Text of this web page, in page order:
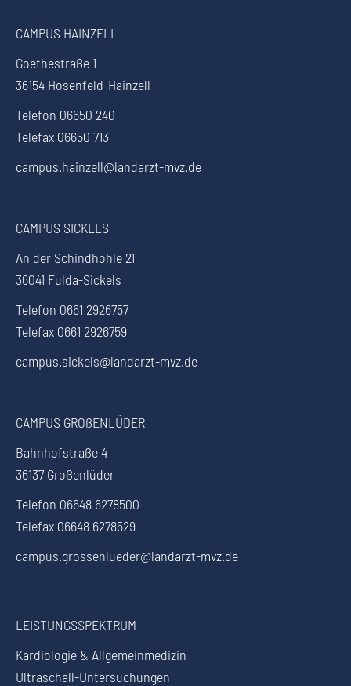
CAMPUS HAINZELL
Goethestraße 1
36154 Hosenfeld-Hainzell
Telefon 06650 240
Telefax 06650 713
campus.hainzell@landarzt-mvz.de
CAMPUS SICKELS
An der Schindhohle 21
36041 Fulda-Sickels
Telefon 0661 2926757
Telefax 0661 2926759
campus.sickels@landarzt-mvz.de
CAMPUS GROßENLÜDER
Bahnhofstraße 4
36137 Großenlüder
Telefon 06648 6278500
Telefax 06648 6278529
campus.grossenlueder@landarzt-mvz.de
LEISTUNGSSPEKTRUM
Kardiologie & Allgemeinmedizin
Ultraschall-Untersuchungen